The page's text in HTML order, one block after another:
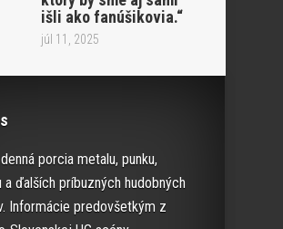
išli ako fanúšikovia.“
júl 11, 2025
porcia metalu, punku,
a ďalších príbuzných hudobných
Informácie predovšetkým z